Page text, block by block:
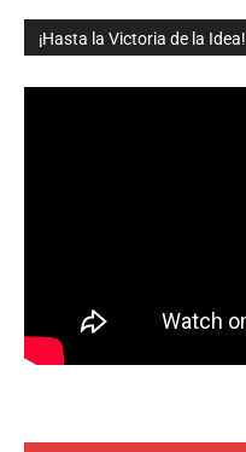
¡Hasta la Victoria de la Idea!